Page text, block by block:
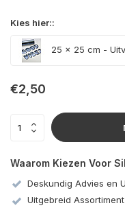
Kies hier::
25 x 25 cm -
€2,50
Waarom Kiezen Voor
Deskundig Advies en
Uitgebreid